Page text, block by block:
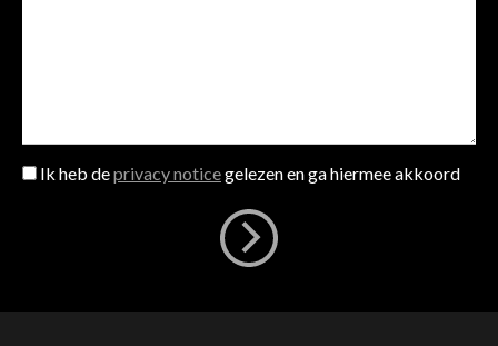
Ik heb deprivacy noticegelezen en ga hiermee akkoord